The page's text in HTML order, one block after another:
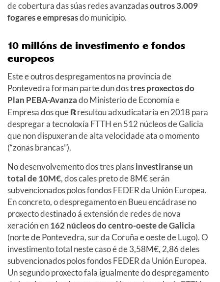
de cobertura das súas redes avanzadasoutros 3.009
fogares e empresasdo municipio.
10 millóns de investimento e fondos
europeos
Este e outros despregamentos na provincia de
Pontevedra forman parte dun dostres proxectos do
Plan PEBA-Avanzado Ministerio de Economía e
Empresa dos queRresultou adxudicataria en 2018 para
despregar a tecnoloxía FTTH en 512 núcleos de Galicia
que non dispuxeran de alta velocidade ata o momento
(“zonas brancas”).
No desenvolvemento dos tres plansinvestiranse un
total de 10M€, dos cales preto de 8M€ serán
subvencionados polos fondos FEDER da Unión Europea.
En concreto, o despregamento en Bueu encádrase no
proxecto destinado á extensión de redes de nova
xeración en162 núcleos do centro-oeste de Galicia
(norte de Pontevedra, sur da Coruña e oeste de Lugo). O
investimento total neste caso é de 3,58M€, 2,86 deles
subvencionados polos fondos FEDER da Unión Europea.
Un segundo proxecto fala igualmente do despregamento